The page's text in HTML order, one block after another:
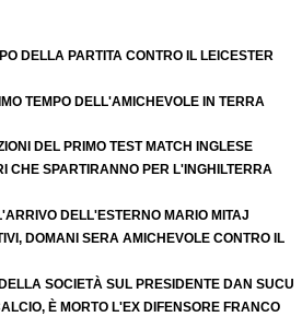
DELLA PARTITA CONTRO IL LEICESTER
TEMPO DELL'AMICHEVOLE IN TERRA
DEL PRIMO TEST MATCH INGLESE
CHE SPARTIRANNO PER L'INGHILTERRA
DELL'ESTERNO MARIO MITAJ
DOMANI SERA AMICHEVOLE CONTRO IL
SOCIETÀ SUL PRESIDENTE DAN SUCU
È MORTO L'EX DIFENSORE FRANCO